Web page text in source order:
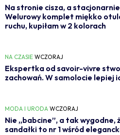
Na stronie cisza, a
Welurowy komplet miękko
ruchu, kupiłam w 2 kolorach
NA CZASIE WCZORAJ
Ekspertka od savoir-vivre
zachowań. W samolocie lepiej
MODA I URODA WCZORAJ
Nie „babcine”, a tak wygodne,
sandałki to nr 1 wśród